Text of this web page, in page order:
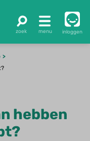
inloggen
hebben